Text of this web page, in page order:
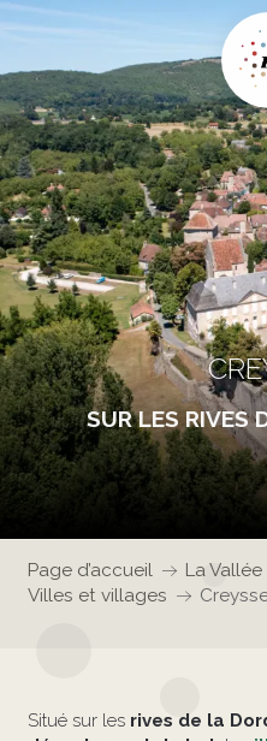
SUR LES RIVES
Page d’accueil
La
Villes et villages
Situé sur les rives de la